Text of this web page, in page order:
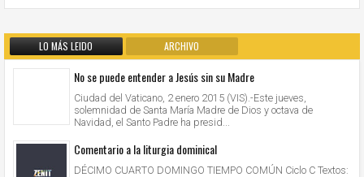
LO MÁS LEIDO ARCHIVO
No se puede entender a Jesús sin su Madre
Ciudad del Vaticano, 2 enero 2015 (VIS).-Este jueves,
solemnidad de Santa María Madre de Dios y octava de
Navidad, el Santo Padre ha presid...
Comentario a la liturgia dominical
DÉCIMO CUARTO DOMINGO TIEMPO COMÚN Ciclo C Textos: